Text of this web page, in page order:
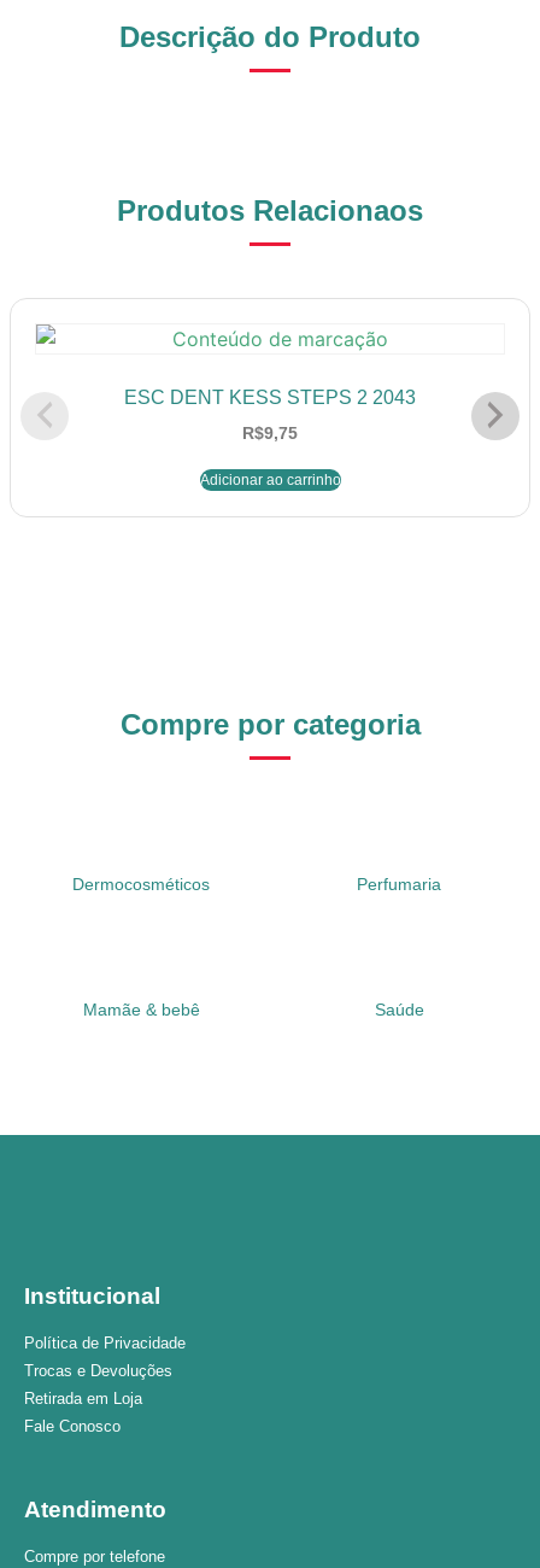
Descrição do Produto
Produtos Relacionaos
ESC DENT KESS STEPS 2 2043
R$9,75
Adicionar ao carrinho
Compre por categoria
Dermocosméticos Perfumaria
Mamãe & bebê Saúde
Institucional
Política de Privacidade
Trocas e Devoluções
Retirada em Loja
Fale Conosco
Atendimento
Compre por telefone